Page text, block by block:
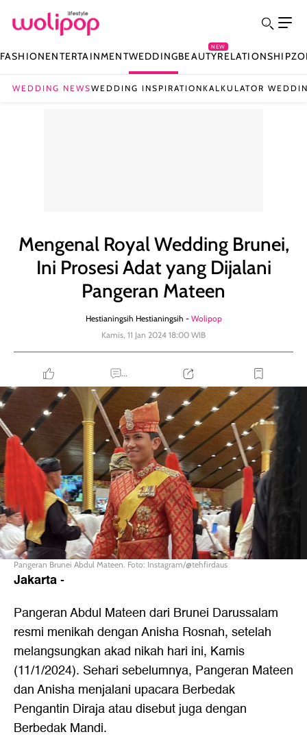
FASHIONENTERTAINMENTWEDDINGBEAUTY
NEW
RELATIONSHIP
WEDDING NEWSWEDDING INSPIRATION KALKULATOR
Mengenal Royal Wedding Brunei,
Ini Prosesi Adat yang Dijalani
Pangeran Mateen
Hestianingsih Hestianingsih - Wolipop
Kamis, 11 Jan 2024 18:00 WIB
...
Pangeran Brunei Abdul Mateen. Foto: Instagram/@tehfirdaus
Jakarta-
Pangeran Abdul Mateen dari Brunei Darussalam
resmi menikah dengan Anisha Rosnah, setelah
melangsungkan akad nikah hari ini, Kamis
(11/1/2024). Sehari sebelumnya, Pangeran Mateen
dan Anisha menjalani upacara Berbedak
Pengantin Diraja atau disebut juga dengan
Berbedak Mandi.